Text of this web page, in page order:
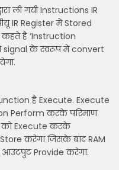
ली गयी Instructions IR
IR Register में Stored
है ‘Instruction
signal के स्वरूप में convert
है Execute. Execute
Perform करके परिमाण
को Execute करके
करेगा जिसके बाद RAM
Provide करेगा.